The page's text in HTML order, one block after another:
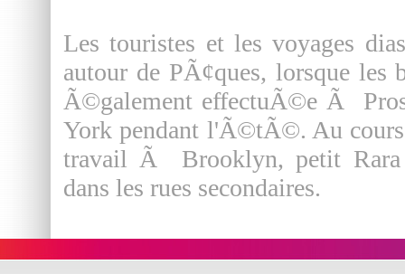
Les touristes et les voyages
autour de PÃ¢ques, lorsque les
Ã©galement effectuÃ©e Ã
York pendant l'Ã©tÃ©. Au
travail Ã Brooklyn, petit
dans les rues secondaires.